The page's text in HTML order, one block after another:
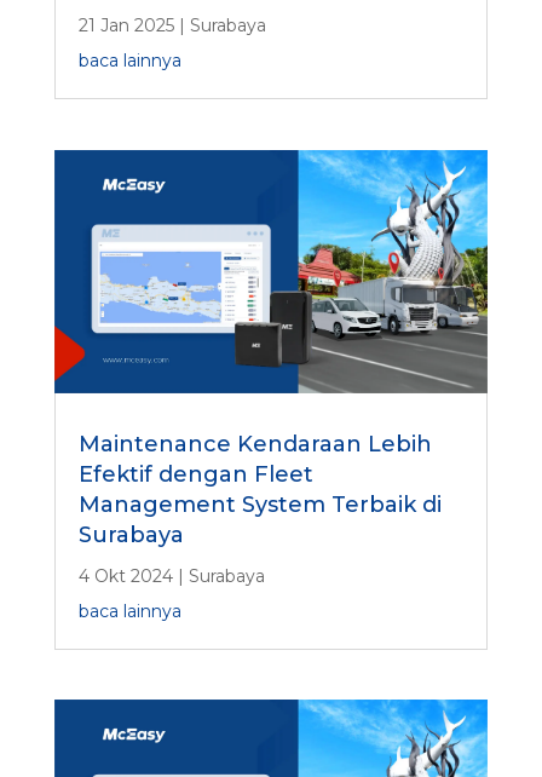
21 Jan 2025| Surabaya
baca lainnya
Maintenance Kendaraan Lebih
Efektif dengan Fleet
Management System Terbaik di
Surabaya
4 Okt 2024| Surabaya
baca lainnya